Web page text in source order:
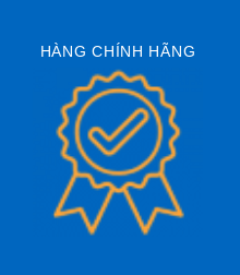
HÀNG CHÍNH HÃNG